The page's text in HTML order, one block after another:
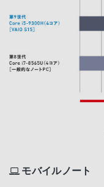
モバイルノート